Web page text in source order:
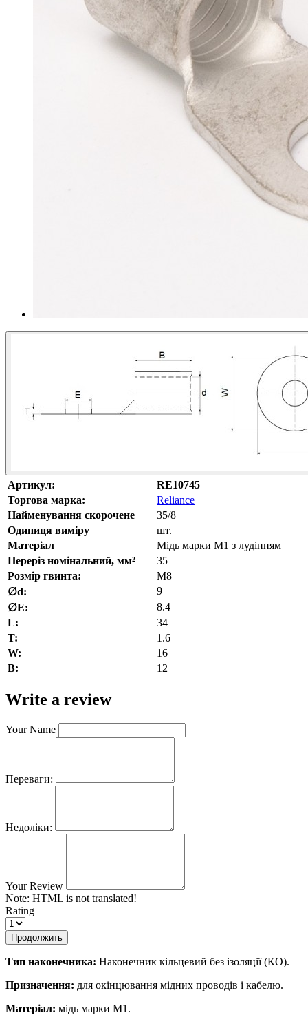
Артикул:
RE10745
Торгова марка:
Reliance
Найменування скорочене
35/8
Одиниця виміру
шт.
Матеріал
Мідь марки М1 з лудінням
Переріз номінальний, мм²
35
Розмір гвинта:
M8
∅d:
9
∅E:
8.4
L:
34
T:
1.6
W:
16
В:
12
Write a review
Your Name
Переваги:
Недоліки:
Your Review
Note: HTML is not translated!
Rating
Продолжить
Тип наконечника: Наконечник кільцевий без ізоляції (КО).
Призначення: для окінцювання мідних проводів і кабелю.
Матеріал: мідь марки М1.